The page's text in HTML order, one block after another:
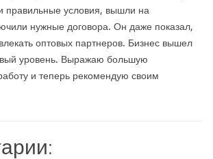
правильные условия, вышли на
нужные договора. Он даже показал,
оптовых партнеров. Бизнес вышел
уровень. Выражаю большую
и теперь рекомендую своим